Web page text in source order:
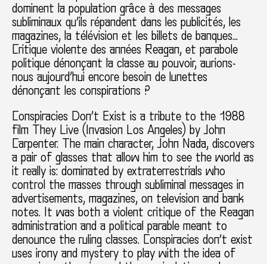
dominent la population grâce à des messages
subliminaux qu’ils répandent dans les publicités, les
magazines, la télévision et les billets de banques…
Critique violente des années Reagan, et parabole
politique dénonçant la classe au pouvoir, aurions-
nous aujourd’hui encore besoin de lunettes
dénonçant les conspirations ?
Conspiracies Don’t Exist is a tribute to the 1988
film They Live (Invasion Los Angeles) by John
Carpenter. The main character, John Nada, discovers
a pair of glasses that allow him to see the world as
it really is: dominated by extraterrestrials who
control the masses through subliminal messages in
advertisements, magazines, on television and bank
notes. It was both a violent critique of the Reagan
administration and a political parable meant to
denounce the ruling classes. Conspiracies don’t exist
uses irony and mystery to play with the idea of